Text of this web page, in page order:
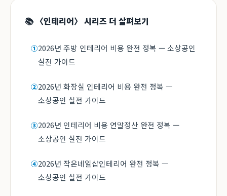
📚 〈인테리어〉 시리즈 더 살펴보기
①2026년 주방 인테리어 비용 완전 정복 — 소상공인
실전 가이드
②2026년 화장실 인테리어 비용 완전 정복 —
소상공인 실전 가이드
③2026년 인테리어 비용 연말정산 완전 정복 —
소상공인 실전 가이드
④2026년 작은네일샵인테리어 완전 정복 —
소상공인 실전 가이드